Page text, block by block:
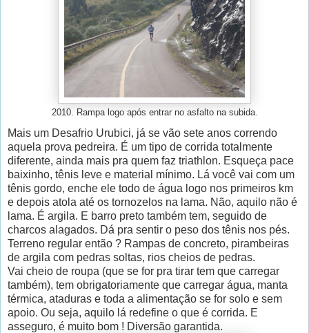
2010. Rampa logo após entrar no asfalto na subida.
Mais um Desafrio Urubici, já se vão sete anos correndo
aquela prova pedreira. É um tipo de corrida totalmente
diferente, ainda mais pra quem faz triathlon. Esqueça pace
baixinho, tênis leve e material mínimo. Lá você vai com um
tênis gordo, enche ele todo de água logo nos primeiros km
e depois atola até os tornozelos na lama. Não, aquilo não é
lama. É argila. E barro preto também tem, seguido de
charcos alagados. Dá pra sentir o peso dos tênis nos pés.
Terreno regular então ? Rampas de concreto, pirambeiras
de argila com pedras soltas, rios cheios de pedras.
Vai cheio de roupa (que se for pra tirar tem que carregar
também), tem obrigatoriamente que carregar água, manta
térmica, ataduras e toda a alimentação se for solo e sem
apoio. Ou seja, aquilo lá redefine o que é corrida. E
asseguro, é muito bom ! Diversão garantida.